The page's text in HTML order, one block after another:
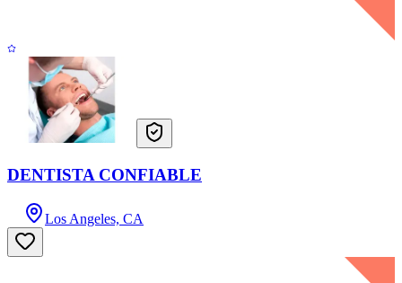
DENTISTA CONFIABLE
Los Angeles, CA